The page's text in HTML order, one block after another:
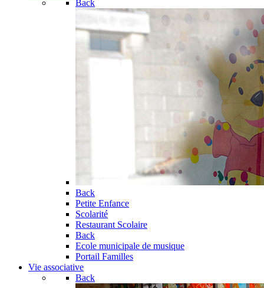
Back
Back
Petite Enfance
Scolarité
Restaurant Scolaire
Back
Ecole municipale de musique
Portail Familles
Vie associative
Back